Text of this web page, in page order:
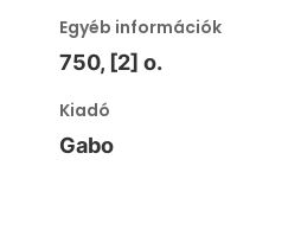
Egyéb információk
750, [2] o.
Kiadó
Gabo